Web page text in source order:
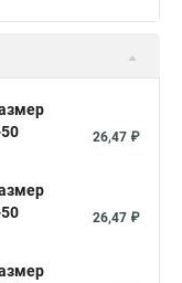
26,47 ₽
26,47 ₽